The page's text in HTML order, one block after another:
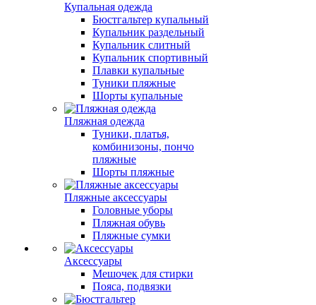
Купальная одежда
Бюстгальтер купальный
Купальник раздельный
Купальник слитный
Купальник спортивный
Плавки купальные
Туники пляжные
Шорты купальные
Пляжная одежда
Туники, платья,
комбинизоны, пончо
пляжные
Шорты пляжные
Пляжные аксессуары
Головные уборы
Пляжная обувь
Пляжные сумки
Аксессуары
Мешочек для стирки
Пояса, подвязки